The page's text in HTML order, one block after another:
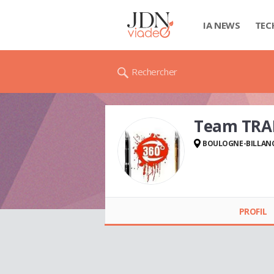
IA NEWS
Rechercher
Team
BOULOGNE-
PROFIL